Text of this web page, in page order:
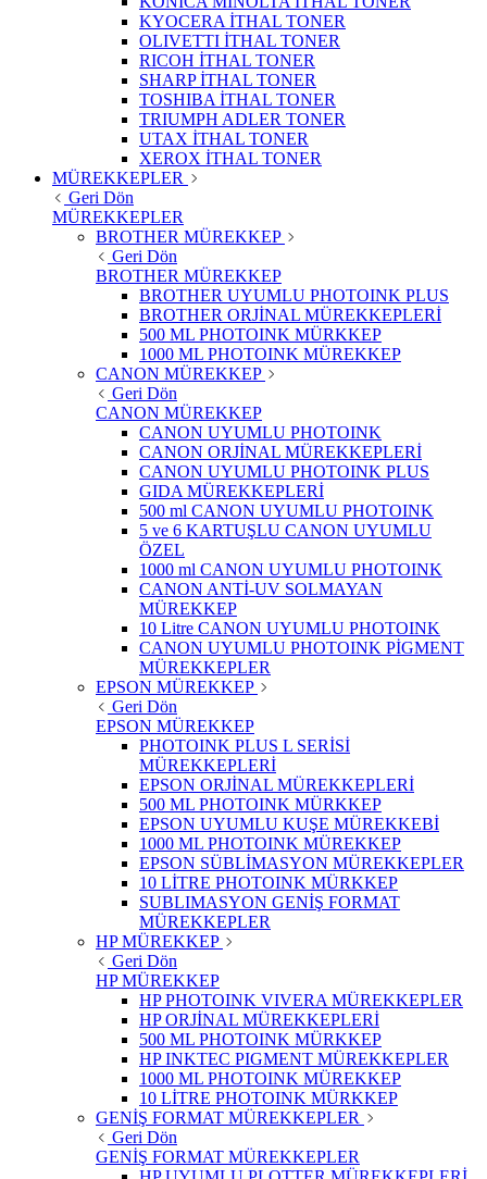
KYOCERA İTHAL TONER
OLIVETTI İTHAL TONER
RICOH İTHAL TONER
SHARP İTHAL TONER
TOSHIBA İTHAL TONER
TRIUMPH ADLER TONER
UTAX İTHAL TONER
XEROX İTHAL TONER
MÜREKKEPLER
Geri Dön
MÜREKKEPLER
BROTHER MÜREKKEP
Geri Dön
BROTHER MÜREKKEP
BROTHER UYUMLU PHOTOINK PLUS
BROTHER ORJİNAL MÜREKKEPLERİ
500 ML PHOTOINK MÜRKKEP
1000 ML PHOTOINK MÜREKKEP
CANON MÜREKKEP
Geri Dön
CANON MÜREKKEP
CANON UYUMLU PHOTOINK
CANON ORJİNAL MÜREKKEPLERİ
CANON UYUMLU PHOTOINK PLUS
GIDA MÜREKKEPLERİ
500 ml CANON UYUMLU PHOTOINK
5 ve 6 KARTUŞLU CANON UYUMLU
ÖZEL
1000 ml CANON UYUMLU PHOTOINK
CANON ANTİ-UV SOLMAYAN
MÜREKKEP
10 Litre CANON UYUMLU PHOTOINK
CANON UYUMLU PHOTOINK PİGMENT
MÜREKKEPLER
EPSON MÜREKKEP
Geri Dön
EPSON MÜREKKEP
PHOTOINK PLUS L SERİSİ
MÜREKKEPLERİ
EPSON ORJİNAL MÜREKKEPLERİ
500 ML PHOTOINK MÜRKKEP
EPSON UYUMLU KUŞE MÜREKKEBİ
1000 ML PHOTOINK MÜREKKEP
EPSON SÜBLİMASYON MÜREKKEPLER
10 LİTRE PHOTOINK MÜRKKEP
SUBLIMASYON GENİŞ FORMAT
MÜREKKEPLER
HP MÜREKKEP
Geri Dön
HP MÜREKKEP
HP PHOTOINK VIVERA MÜREKKEPLER
HP ORJİNAL MÜREKKEPLERİ
500 ML PHOTOINK MÜRKKEP
HP INKTEC PIGMENT MÜREKKEPLER
1000 ML PHOTOINK MÜREKKEP
10 LİTRE PHOTOINK MÜRKKEP
GENİŞ FORMAT MÜREKKEPLER
Geri Dön
GENİŞ FORMAT MÜREKKEPLER